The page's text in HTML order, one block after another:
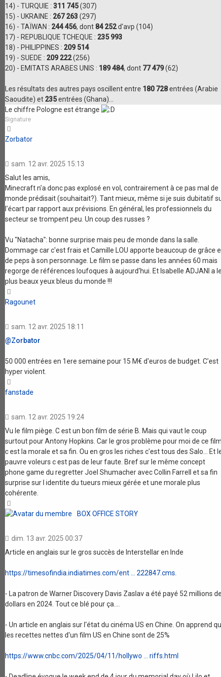
14) - TURQUIE : 311 745(307)
15) - UKRAINE : 267 263(297)
16) - TAÏWAN : 244 456, dont 84 252d'avp (104)
17) - REPUBLIQUE TCHEQUE : 235 993
18) - PHILIPPINES : 209 514
19) - SUEDE : 209 222(256)
20) - EMITATS ARABES UNIS : 189 484, dont 77 479(62)
Les résultats des autres pays oscillent entre 180 728entrées (Arabie
Saoudite) et 235entrées (Ghana)...
Le chiffre Pologne est étrange
Signature
Zorbator
sam. 12 avr. 2025 15:13
Salut les amis,
Minecraft n'a donc pas explosé en vol, contrairement à ce pas mal de
monde prédisait (souhaitait?). Tant mieux, même si je suis dubitatif
l'écart par rapport aux prévisions. En général, les professionnels du
secteur se trompent peu. Un coup des russes ?
Vu "Natacha": bonne surprise mais peu de monde dans la salle.
Dommage car c'est frais et Camille LOU apporte beaucoup de grâce
de peps à son personnage. Le film se passe dans les années 60 mais
regorge de références loufoques à aujourd'hui. Et Isabelle ADJANI a
plus beaux yeux bleus du monde !!!
Ragounet
sam. 12 avr. 2025 18:11
@Zorbator
50 000 entrées en 1ere semaine pour 15 M€ d'euros de budget. C'est
hyper violent.
fanstade
sam. 12 avr. 2025 19:24
Vu le film piège. C est un bon film de série B. Mais qui vaut le coup
surtout pour Antony Hopkins. Car le gros problème pour moi de ce
c est la morale et sa fin. Ou en gros les riches c'est tous des Salo... Et
pauvre voleurs c est pas de leur faute. Bref sur le même concept
phone game du regretter Joel Shumacher avec Collin Farrell et sa fin
surprise sur l identite du tueurs mieux gérée et une morale plus
cohérente.
BOX OFFICE STORY
dim. 13 avr. 2025 00:37
Article en anglais sur le gros succès de Interstellar en Inde
https://timesofindia.indiatimes.com/ent ... 222847.cms.
- La patron de Warner Discovery Davis Zaslav a été payé 52 millions
dollars en 2024. Tout ce blé pour ça....
- Un article en anglais sur l'état du cinéma US en Chine. On apprend
les recettes nettes d'un film US en Chine sont de 25%
https://www.cnbc.com/2025/04/11/hollywo ... riffs.html